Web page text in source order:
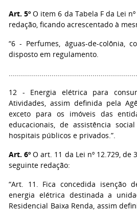
Art. 5º O item 6 da Tabela F da Lei
redação, ficando acrescentado à
“6 - Perfumes, águas-de-colônia,
disposto em regulamento.
12 - Energia elétrica para
Atividades, assim definida pela
exceto para os imóveis das
educacionais, de assistência
hospitais públicos e privados.”.
Art. 6º O art. 11 da Lei nº 12.729, de
seguinte redação:
“Art. 11. Fica concedida isenção
energia elétrica destinada a
Residencial Baixa Renda, assim